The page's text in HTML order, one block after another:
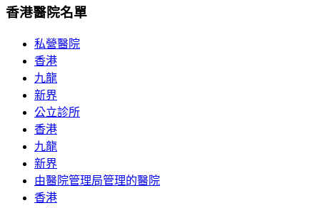
香港醫院名單
私營醫院
香港
九龍
新界
公立診所
香港
九龍
新界
由醫院管理局管理的醫院
香港